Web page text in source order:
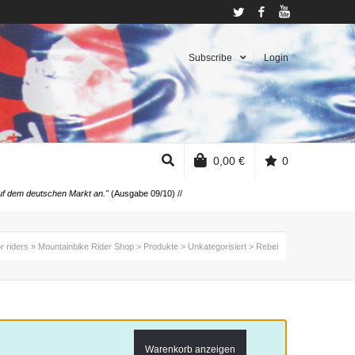
Twitter Facebook
Subscribe Login
0,00 € 0
dem deutschen Markt an."(Ausgabe 09/10) //
riders » Mountainbike Rider Shop > Produkte > Unkategorisiert > Rebel
Warenkorb anzeigen